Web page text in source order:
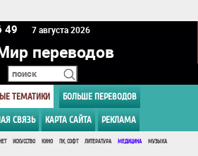
7 августа 2026
переводов
ТЕМАТИКИ БОЛЬШЕ ПЕРЕВОДОВ
СВЯЗЬ КАРТА САЙТА РЕКЛАМА
ИСКУССТВО КИНО ПК, СОФТ ЛИТЕРАТУРА МЕДИЦИНА МУЗЫКА